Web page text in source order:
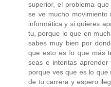
superior, el problema
se ve mucho movimiento
informática y si quieres
tu, porque lo que en
sabes muy bien por
que esto es lo que más
seas e intentas aprender
porque ves que es lo
de tu carrera y espero